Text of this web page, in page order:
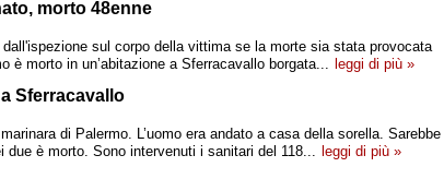
morto 48enne
sul corpo della vittima se la morte sia stata provocata
è morto in un’abitazione a Sferracavallo borgata... leggi di più »
Sferracavallo
di Palermo. L’uomo era andato a casa della sorella. Sarebbe
è morto. Sono intervenuti i sanitari del 118... leggi di più »